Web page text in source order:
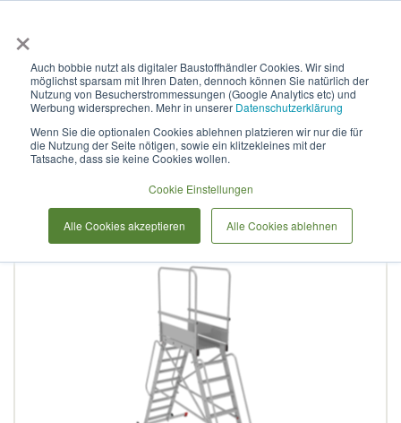
×
Auch bobbie nutzt als digitaler Baustoffhändler Cookies. Wir sind
möglichst sparsam mit Ihren Daten, dennoch können Sie natürlich der
Nutzung von Besucherstrommessungen (Google Analytics etc) und
Werbung widersprechen. Mehr in unserer Datenschutzerklärung
Wenn Sie die optionalen Cookies ablehnen platzieren wir nur die für
die Nutzung der Seite nötigen, sowie ein klitzekleines mit der
Tatsache, dass sie keine Cookies wollen.
Cookie Einstellungen
Alle Cookies akzeptieren Alle Cookies ablehnen
Industrielle Podestleiter aus
Aluminium, mobil, beidseitig
begehbar, NV 552